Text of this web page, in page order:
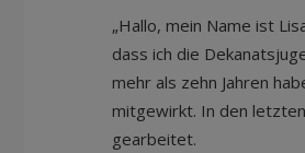
„Hallo, mein Name ist
dass ich die
mehr als zehn Jahren
mitgewirkt. In den
gearbeitet.